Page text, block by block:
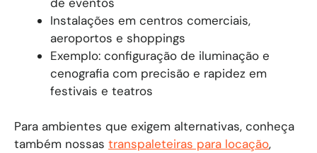
Instalações em centros comerciais,
aeroportos e shoppings
Exemplo: configuração de iluminação e
cenografia com precisão e rapidez em
festivais e teatros
Para ambientes que exigem alternativas, conheça
também nossas transpaleteiras para locação,